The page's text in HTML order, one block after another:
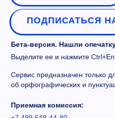
ПОДПИСАТЬСЯ
Бета-версия. Нашли
Выделите ее и нажмите
Сервис предназначен только
об орфографических и
Приемная комиссия: